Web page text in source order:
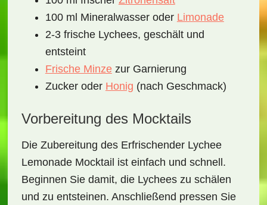
100 ml Mineralwasser oder Limonade
2-3 frische Lychees, geschält und
entsteint
Frische Minzezur Garnierung
Zucker oder Honig (nach Geschmack)
Vorbereitung des Mocktails
Die Zubereitung des Erfrischender Lychee
Lemonade Mocktail ist einfach und schnell.
Beginnen Sie damit, die Lycheeszu schälen
und zu entsteinen. Anschließend pressen Sie